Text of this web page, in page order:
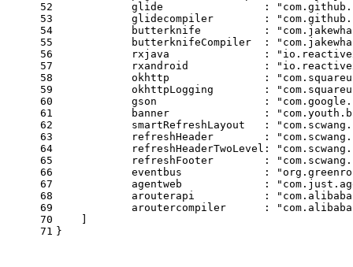
52
53
54
55
56
57
58
59
60
61
62
63
64
65
66
67
68
69
70
71
            glide                :
            glidecompiler        :
            butterknife          :
            butterknifeCompiler  :
            rxjava               :
            rxandroid            :
            okhttp               :
            okhttpLogging        :
            gson                 :
            banner               :
            smartRefreshLayout   :
            refreshHeader        :
            refreshHeaderTwoLevel:
            refreshFooter        :
            eventbus             :
            agentweb             :
            arouterapi           :
            aroutercompiler      :
}